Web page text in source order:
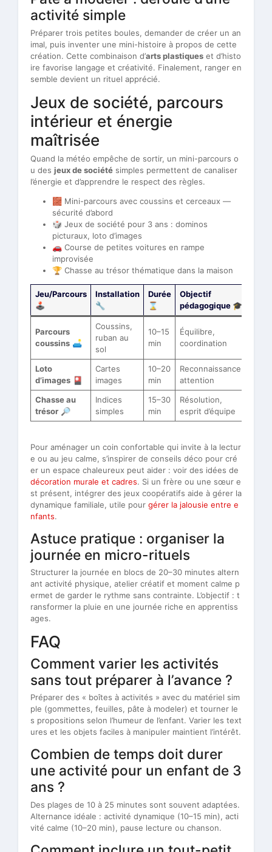
activité simple
Préparer trois petites boules, demander de créer un an
imal, puis inventer une mini-histoire à propos de cette
création. Cette combinaison d’arts plastiques et d’histo
ire favorise langage et créativité. Finalement, ranger en
semble devient un rituel apprécié.
Jeux de société, parcours
intérieur et énergie
maîtrisée
Quand la météo empêche de sortir, un mini-parcours o
u des jeux de société simples permettent de canaliser
l’énergie et d’apprendre le respect des règles.
🧱 Mini-parcours avec coussins et cerceaux —
sécurité d’abord
🎲 Jeux de société pour 3 ans : dominos
picturaux, loto d’images
🚗 Course de petites voitures en rampe
improvisée
🏆 Chasse au trésor thématique dans la maison
Jeu/Parcours
🕹️
Installation
🔧
Durée
⌛
Objectif
pédagogique 🎓
Parcours
coussins🛋️
Coussins,
ruban au
sol
10–15
min
Équilibre,
coordination
Loto
d’images🎴
Cartes
images
10–20
min
Reconnaissance,
attention
Chasse au
trésor🔎
Indices
simples
15–30
min
Résolution,
esprit d’équipe
Pour aménager un coin confortable qui invite à la lectur
e ou au jeu calme, s’inspirer de conseils déco pour cré
er un espace chaleureux peut aider : voir des idées de
décoration murale et cadres. Si un frère ou une sœur e
st présent, intégrer des jeux coopératifs aide à gérer la
dynamique familiale, utile pour gérer la jalousie entre e
nfants.
Astuce pratique : organiser la
journée en micro-rituels
Structurer la journée en blocs de 20–30 minutes altern
ant activité physique, atelier créatif et moment calme p
ermet de garder le rythme sans contrainte. L’objectif : t
ransformer la pluie en une journée riche en apprentiss
ages.
FAQ
Comment varier les activités
sans tout préparer à l’avance ?
Préparer des « boîtes à activités » avec du matériel sim
ple (gommettes, feuilles, pâte à modeler) et tourner le
s propositions selon l’humeur de l’enfant. Varier les text
ures et les objets faciles à manipuler maintient l’intérêt.
Combien de temps doit durer
une activité pour un enfant de 3
ans ?
Des plages de 10 à 25 minutes sont souvent adaptées.
Alternance idéale : activité dynamique (10–15 min), acti
vité calme (10–20 min), pause lecture ou chanson.